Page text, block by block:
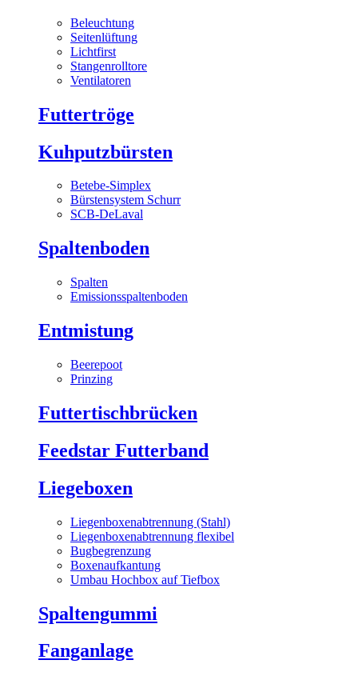
Beleuchtung
Seitenlüftung
Lichtfirst
Stangenrolltore
Ventilatoren
Futtertröge
Kuhputzbürsten
Betebe-Simplex
Bürstensystem Schurr
SCB-DeLaval
Spaltenboden
Spalten
Emissionsspaltenboden
Entmistung
Beerepoot
Prinzing
Futtertischbrücken
Feedstar Futterband
Liegeboxen
Liegenboxenabtrennung (Stahl)
Liegenboxenabtrennung flexibel
Bugbegrenzung
Boxenaufkantung
Umbau Hochbox auf Tiefbox
Spaltengummi
Fanganlage